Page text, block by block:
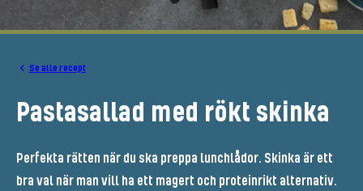
Se alle recept
Pastasallad med rökt skinka
Perfekta rätten när du ska preppa lunchlådor. Skinka är ett
bra val när man vill ha ett magert och proteinrikt alternativ.